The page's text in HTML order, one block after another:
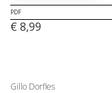
PDF
€ 8,99
Gillo Dorfles